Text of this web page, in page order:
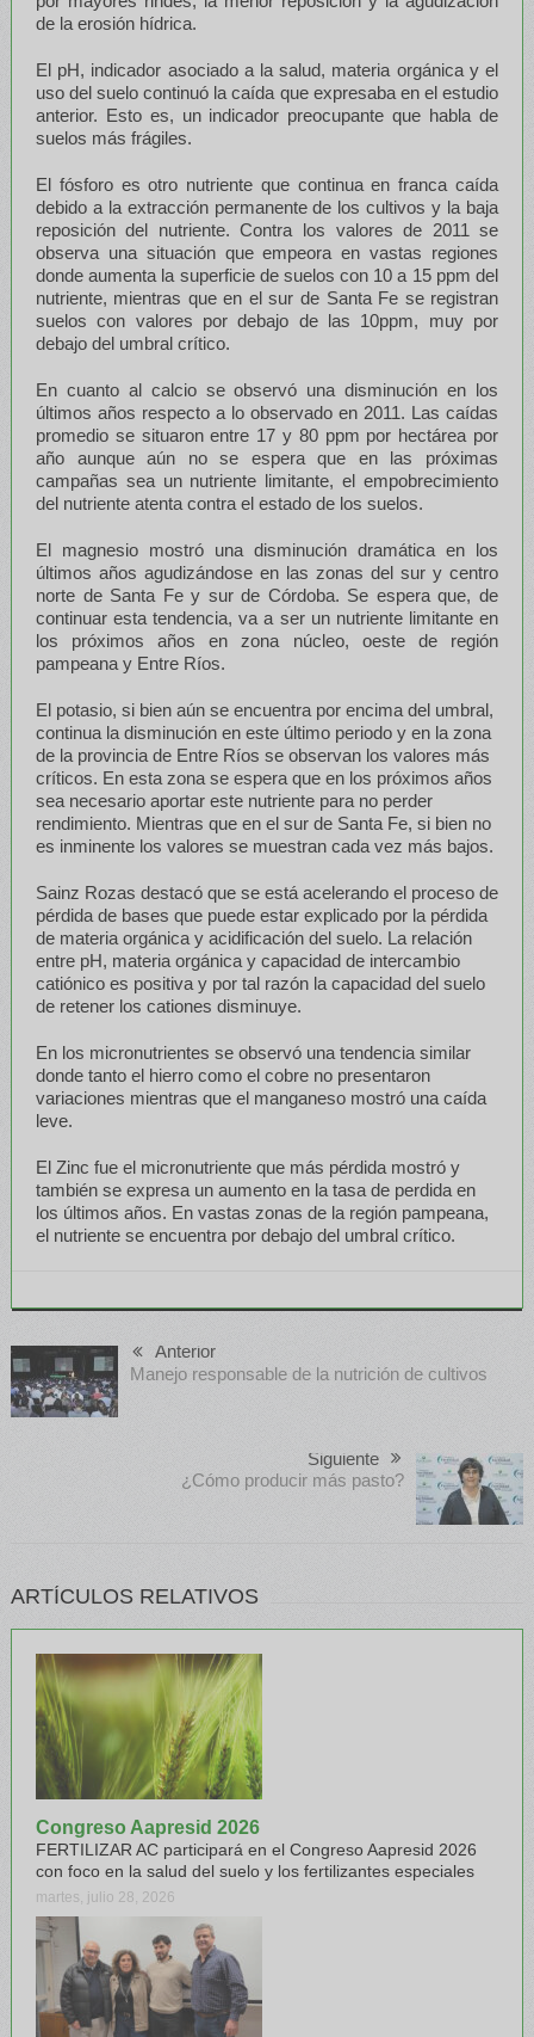
de la erosión hídrica.
El pH, indicador asociado a la salud, materia orgánica y el
uso del suelo continuó la caída que expresaba en el estudio
anterior. Esto es, un indicador preocupante que habla de
suelos más frágiles.
El fósforo es otro nutriente que continua en franca caída
debido a la extracción permanente de los cultivos y la baja
reposición del nutriente. Contra los valores de 2011 se
observa una situación que empeora en vastas regiones
donde aumenta la superficie de suelos con 10 a 15 ppm del
nutriente, mientras que en el sur de Santa Fe se registran
suelos con valores por debajo de las 10ppm, muy por
debajo del umbral crítico.
En cuanto al calcio se observó una disminución en los
últimos años respecto a lo observado en 2011. Las caídas
promedio se situaron entre 17 y 80 ppm por hectárea por
año aunque aún no se espera que en las próximas
campañas sea un nutriente limitante, el empobrecimiento
del nutriente atenta contra el estado de los suelos.
El magnesio mostró una disminución dramática en los
últimos años agudizándose en las zonas del sur y centro
norte de Santa Fe y sur de Córdoba. Se espera que, de
continuar esta tendencia, va a ser un nutriente limitante en
los próximos años en zona núcleo, oeste de región
pampeana y Entre Ríos.
El potasio, si bien aún se encuentra por encima del umbral,
continua la disminución en este último periodo y en la zona
de la provincia de Entre Ríos se observan los valores más
críticos. En esta zona se espera que en los próximos años
sea necesario aportar este nutriente para no perder
rendimiento. Mientras que en el sur de Santa Fe, si bien no
es inminente los valores se muestran cada vez más bajos.
Sainz Rozas destacó que se está acelerando el proceso de
pérdida de bases que puede estar explicado por la pérdida
de materia orgánica y acidificación del suelo. La relación
entre pH, materia orgánica y capacidad de intercambio
catiónico es positiva y por tal razón la capacidad del suelo
de retener los cationes disminuye.
En los micronutrientes se observó una tendencia similar
donde tanto el hierro como el cobre no presentaron
variaciones mientras que el manganeso mostró una caída
leve.
El Zinc fue el micronutriente que más pérdida mostró y
también se expresa un aumento en la tasa de perdida en
los últimos años. En vastas zonas de la región pampeana,
el nutriente se encuentra por debajo del umbral crítico.
Anterior
Manejo responsable de la nutrición de cultivos
Siguiente
¿Cómo producir más pasto?
ARTÍCULOS RELATIVOS
Congreso Aapresid 2026
FERTILIZAR AC participará en el Congreso Aapresid 2026
con foco en la salud del suelo y los fertilizantes especiales
martes, julio 28, 2026